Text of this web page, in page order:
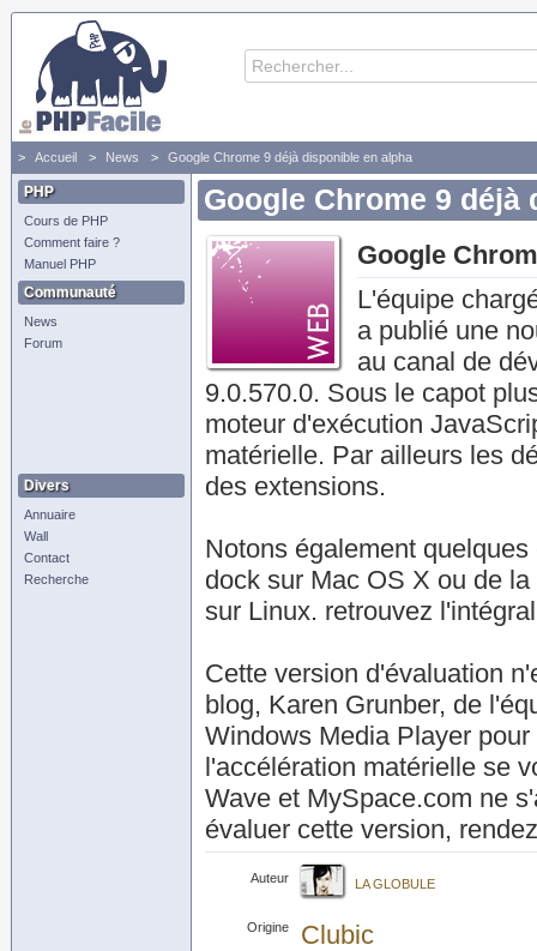
Accueil News Google Chrome 9 déjà disponible en alpha
PHP
Cours de PHP
Comment faire ?
Manuel PHP
Communauté
News
Forum
Divers
Annuaire
Wall
Contact
Recherche
Google Chrome 9 déjà
Google
L'équipe
a publié une
au canal de
9.0.570.0. Sous le capot
moteur d'exécution
matérielle. Par ailleurs les
des extensions.
Notons également
dock sur Mac OS X ou de
sur Linux. retrouvez
Cette version d'évaluation
blog, Karen Grunber, de
Windows Media Player
l'accélération matérielle se
Wave et MySpace.com ne
évaluer cette version,
Auteur LA GLOBULE
Origine Clubic